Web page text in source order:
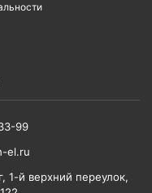
99
el.ru
, 1-й верхний переулок,